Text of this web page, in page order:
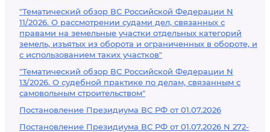
"Тематический обзор ВС Российской Федерации N
11/2026. О рассмотрении судами дел, связанных с
правами на земельные участки отдельных категорий
земель, изъятых из оборота и ограниченных в обороте, и
с использованием таких участков"
"Тематический обзор ВС Российской Федерации N
13/2026. О судебной практике по делам, связанным с
самовольным строительством"
Постановление Президиума ВС РФ от 01.07.2026
Постановление Президиума ВС РФ от 01.07.2026 N 272-